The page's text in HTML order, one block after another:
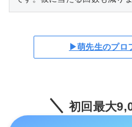
▶萌先生のプロ
初回最大